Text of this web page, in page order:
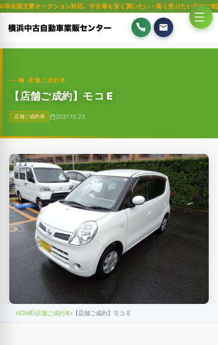
クション対応。中古車を安く買いたい・高く売りたい方はご相談ください
🏪 店舗ご成約車
【店舗ご成約】モコ E
店舗ご成約車 2021.10.23
HOME›店舗ご成約車› 【店舗ご成約】モコ E